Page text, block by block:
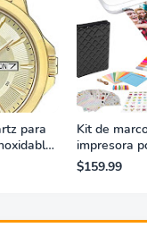
para
Kit de
impresora
fotografías y
Lifeprint
$159.99